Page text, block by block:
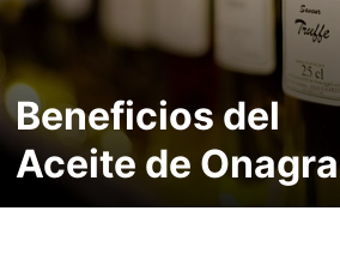
Beneficios del
Aceite de Onagra